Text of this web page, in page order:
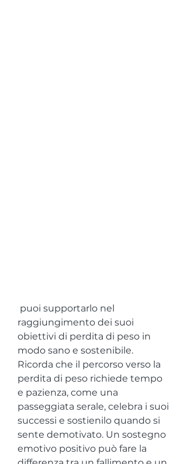
raggiungimento dei suoi
obiettivi di perdita di peso in
modo sano e sostenibile.
Ricorda che il percorso verso la
perdita di peso richiede tempo
e pazienza, come una
passeggiata serale, celebra i suoi
successi e sostienilo quando si
sente demotivato. Un sostegno
emotivo positivo può fare la